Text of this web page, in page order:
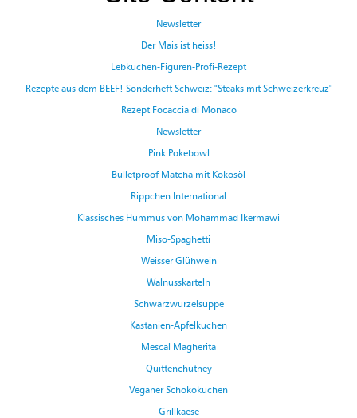
Newsletter
Der Mais ist heiss!
Lebkuchen-Figuren-Profi-Rezept
Rezepte aus dem BEEF! Sonderheft Schweiz: "Steaks mit Schweizerkreuz"
Rezept Focaccia di Monaco
Newsletter
Pink Pokebowl
Bulletproof Matcha mit Kokosöl
Rippchen International
Klassisches Hummus von Mohammad Ikermawi
Miso-Spaghetti
Weisser Glühwein
Walnusskarteln
Schwarzwurzelsuppe
Kastanien-Apfelkuchen
Mescal Magherita
Quittenchutney
Veganer Schokokuchen
Grillkaese